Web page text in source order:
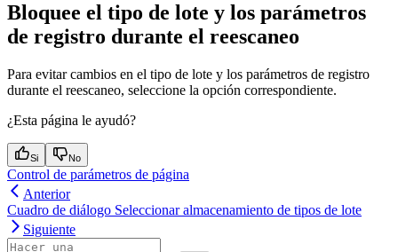
Bloquee el tipo de lote y los parámetros
de registro durante el reescaneo
Para evitar cambios en el tipo de lote y los parámetros de registro
durante el reescaneo, seleccione la opción correspondiente.
¿Esta página le ayudó?
Si No
Control de parámetros de página
Anterior
Cuadro de diálogo Seleccionar almacenamiento de tipos de lote
Siguiente